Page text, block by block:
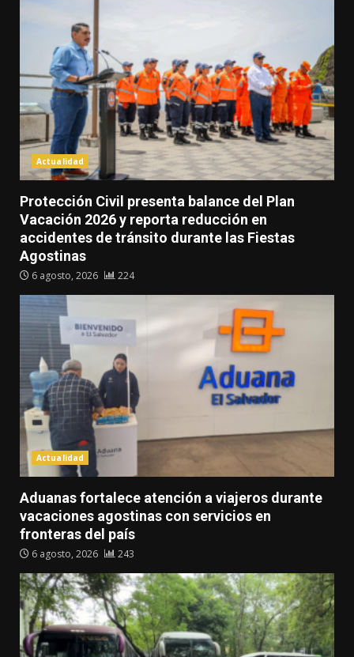
Actualidad
Protección Civil presenta balance del Plan
Vacación 2026 y reporta reducción en
accidentes de tránsito durante las Fiestas
Agostinas
6 agosto, 2026 224
Actualidad
Aduanas fortalece atención a viajeros durante
vacaciones agostinas con servicios en
fronteras del país
6 agosto, 2026 243